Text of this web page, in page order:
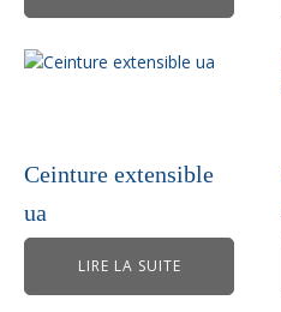
la
page
du
Ceinture extensible
ua
LIRE LA SUITE